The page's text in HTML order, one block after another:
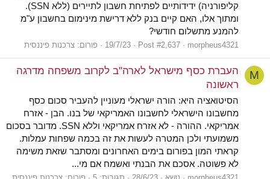
קליפורניה) ידידותיים לפתיחת חשבון לתיירים (ללא SSN).
ומתוך אלו, האם קיים בנק ללא דרישת מינימום בחשבון ע"מ
להמנע מתשלום חודשי?
morpheus4321
Post #2,637
19/7/23 פורום: צרכנות פיננסית
M
העברת כסף מישראל לארה"ב לקרוב משפחה מדרגה
ראשונה
הסיטואציה היא: הורה ישראלי מעוניין להעביר סכום כסף
מחשבונו הישראלי לחשבונו האמריקאי של בנו. הבן - אזרח
אמריקאי. ההורה - לא אזרח אמריקאי וללא SSN. מדובר בסכום
משמועתי ולכן המטרה לעשות את זה בכמה שפחות עמלות.
קראתי המון בפורום בימים האחרונים ומסתבר שזאת משימה
לא פשוטה. אסכם את הבנתי ואשמח אם מי...